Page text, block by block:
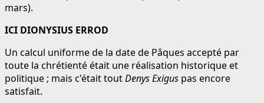
mars).
ICI DIONYSIUS ERROD
Un calcul uniforme de la date de Pâques accepté par
toute la chrétienté était une réalisation historique et
politique ; mais c'était toutDenys Exigus pas encore
satisfait.